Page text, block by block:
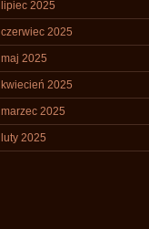
lipiec 2025
czerwiec 2025
maj 2025
kwiecień 2025
marzec 2025
luty 2025